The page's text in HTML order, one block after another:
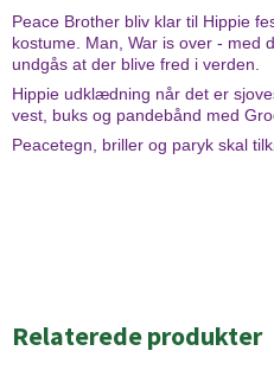
Peace Brother bliv klar til Hippie
kostume. Man, War is over - med
undgås at der blive fred i verden.
Hippie udklædning når det er
vest, buks og pandebånd med
Peacetegn, briller og paryk skal
Relaterede produkter